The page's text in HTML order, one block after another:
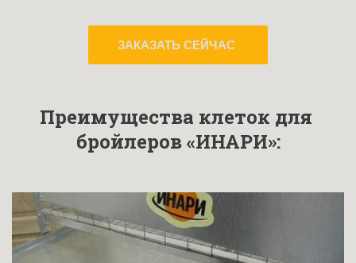
ЗАКАЗАТЬ СЕЙЧАС
Преимущества клеток для
бройлеров «ИНАРИ»: